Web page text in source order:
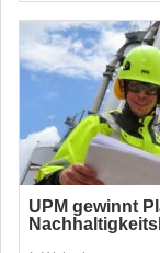
UPM gewinnt